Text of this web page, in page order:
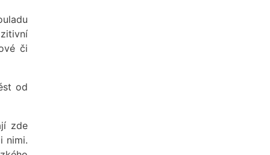
či
od
zde
nimi.